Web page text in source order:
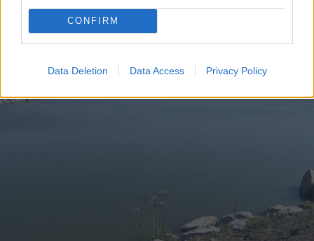
CONFIRM
Data Deletion Data Access Privacy Policy